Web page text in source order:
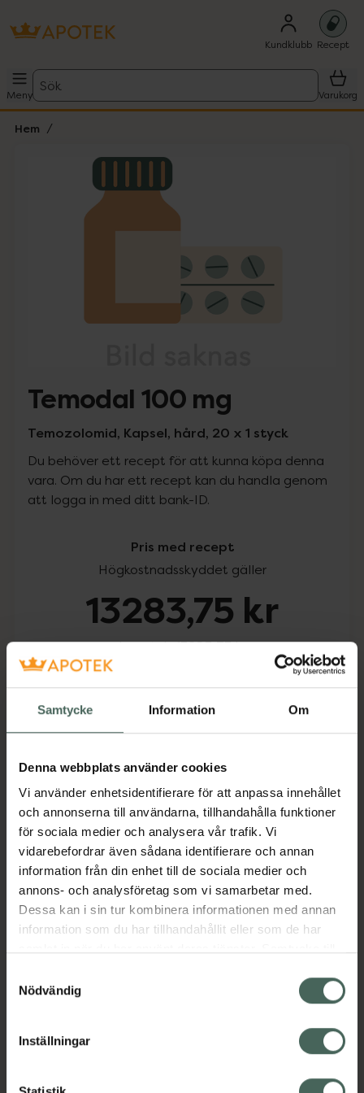
Samtycke Information Om
Denna webbplats använder cookies
Vi använder enhetsidentifierare för att anpassa innehållet
och annonserna till användarna, tillhandahålla funktioner
för sociala medier och analysera vår trafik. Vi
vidarebefordrar även sådana identifierare och annan
information från din enhet till de sociala medier och
annons- och analysföretag som vi samarbetar med.
Dessa kan i sin tur kombinera informationen med annan
information som du har tillhandahållit eller som de har
återkalla ditt samtycke via webbplatsens
cookieinställningar. Ett återkallat samtycke påverkar inte
lagligheten av behandling som skett innan återkallelsen.
Nödvändig
Inställningar
Kundklubb Recept
Meny
Sök
Varukorg
Hem
Lista: . Innehåller 1 objekt.
Temodal 100 mg
Temozolomid, Kapsel, hård, 20 x 1 styck
Du behöver ett recept för att kunna köpa denna
vara. Om du har ett recept kan du handla genom
att logga in med ditt bank-ID.
Pris med recept
Högkostnadsskyddet gäller
13283,75 kr
I apotek:13283,75 kr
Köp via ditt recept
Beskrivning Dölj
Läs alltid bipacksedeln innan
användning.
EAN:
07046264105924